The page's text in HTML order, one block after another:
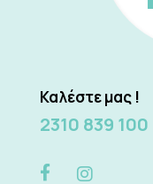
Καλέστε μας !
2310 839 100